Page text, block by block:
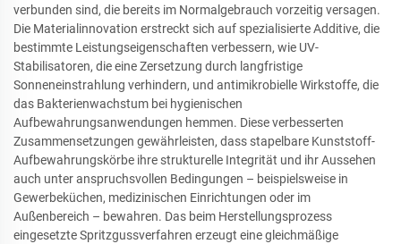
verbunden sind, die bereits im Normalgebrauch vorzeitig versagen.
Die Materialinnovation erstreckt sich auf spezialisierte Additive, die
bestimmte Leistungseigenschaften verbessern, wie UV-
Stabilisatoren, die eine Zersetzung durch langfristige
Sonneneinstrahlung verhindern, und antimikrobielle Wirkstoffe, die
das Bakterienwachstum bei hygienischen
Aufbewahrungsanwendungen hemmen. Diese verbesserten
Zusammensetzungen gewährleisten, dass stapelbare Kunststoff-
Aufbewahrungskörbe ihre strukturelle Integrität und ihr Aussehen
auch unter anspruchsvollen Bedingungen – beispielsweise in
Gewerbeküchen, medizinischen Einrichtungen oder im
Außenbereich – bewahren. Das beim Herstellungsprozess
eingesetzte Spritzgussverfahren erzeugt eine gleichmäßige